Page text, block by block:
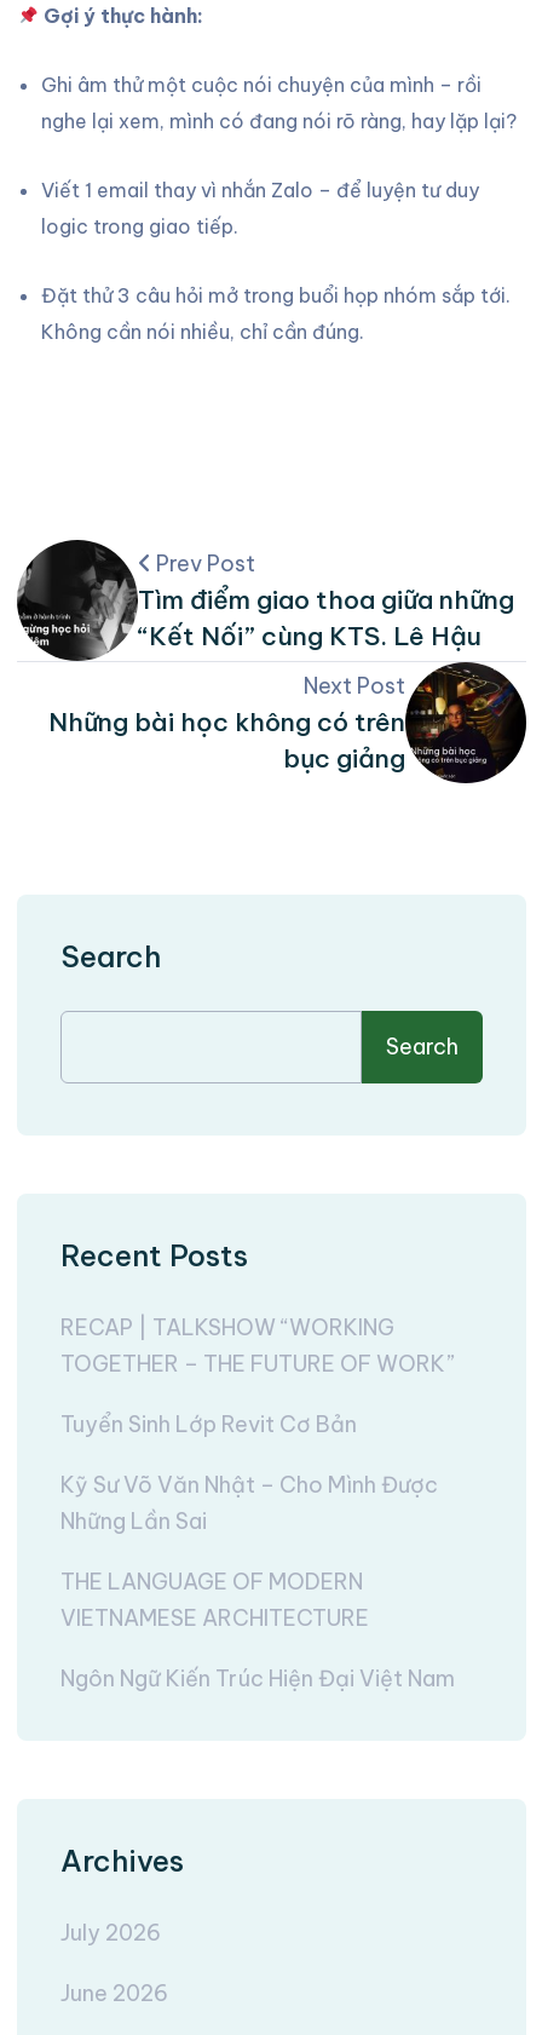
Gợi ý thực hành:
Ghi âm thử một cuộc nói chuyện của mình – rồi
nghe lại xem, mình có đang nói rõ ràng, hay lặp lại?
Viết 1 email thay vì nhắn Zalo – để luyện tư duy
logic trong giao tiếp.
Đặt thử 3 câu hỏi mở trong buổi họp nhóm sắp tới.
Không cần nói nhiều, chỉ cần đúng.
Prev Post
Tìm điểm giao thoa giữa những
“Kết Nối” cùng KTS. Lê Hậu
Next Post
Những bài học không có trên
bục giảng
Search
Search
Recent Posts
RECAP | TALKSHOW “WORKING
TOGETHER – THE FUTURE OF WORK”
Tuyển Sinh Lớp Revit Cơ Bản
Kỹ Sư Võ Văn Nhật – Cho Mình Được
Những Lần Sai
THE LANGUAGE OF MODERN
VIETNAMESE ARCHITECTURE
Ngôn Ngữ Kiến Trúc Hiện Đại Việt Nam
Archives
July 2026
June 2026